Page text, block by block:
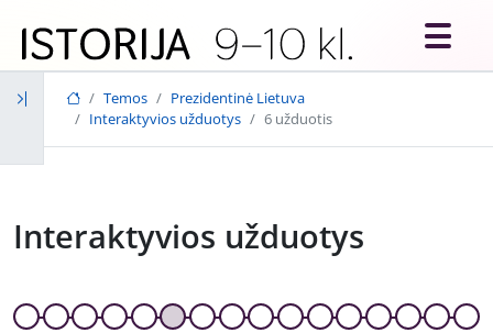
Temos
Prezidentinė Lietuva
Interaktyvios užduotys
6 užduotis
Interaktyvios užduotys